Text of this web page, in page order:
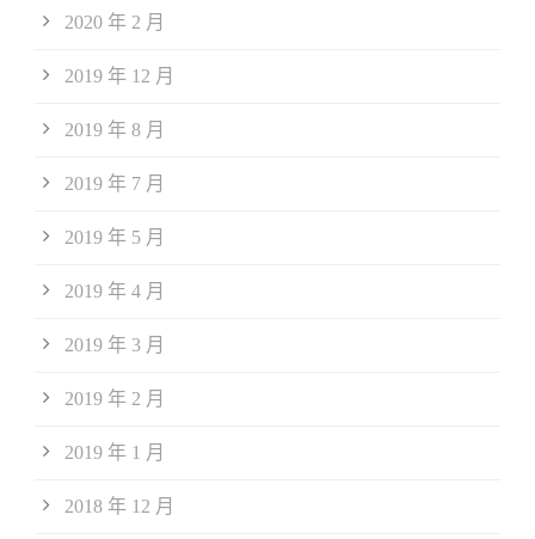
2020 年 2 月
2019 年 12 月
2019 年 8 月
2019 年 7 月
2019 年 5 月
2019 年 4 月
2019 年 3 月
2019 年 2 月
2019 年 1 月
2018 年 12 月